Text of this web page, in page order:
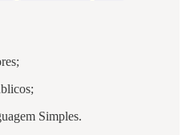
Simples.